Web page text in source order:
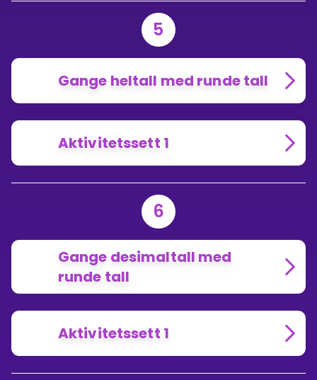
5
Gange heltall med runde tall
Aktivitetssett 1
6
Gange desimaltall med
runde tall
Aktivitetssett 1